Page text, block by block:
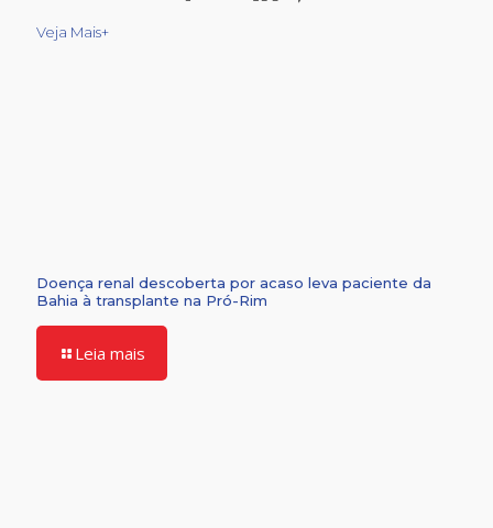
Veja Mais+
Doença renal descoberta por acaso leva paciente da
Bahia à transplante na Pró-Rim
Leia mais